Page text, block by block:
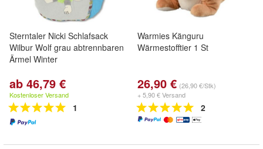
Sterntaler Nicki Schlafsack
Wilbur Wolf grau abtrennbaren
Ärmel Winter
ab 46,79 €
Kostenloser Versand
1
Warmies Känguru
Wärmestofftier 1 St
26,90 € (26,90 €/Stk)
+ 5,90 € Versand
2